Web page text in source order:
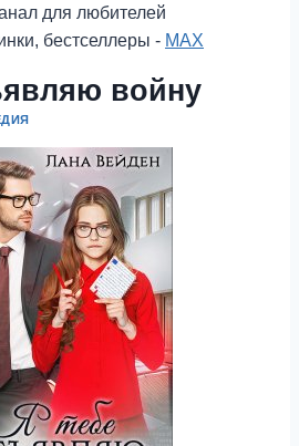
для любителей
бестселлеры - MAX
войну